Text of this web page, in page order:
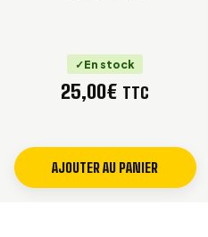
En stock
25,00€ TTC
AJOUTER AU PANIER